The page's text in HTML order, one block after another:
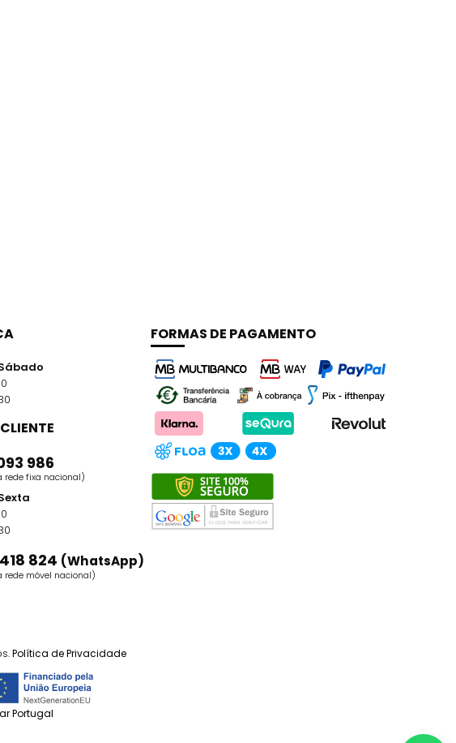
986
rede fixa nacional)
824 (WhatsApp)
rede móvel nacional)
FORMAS DE PAGAMENTO
Política de Privacidade
Portugal